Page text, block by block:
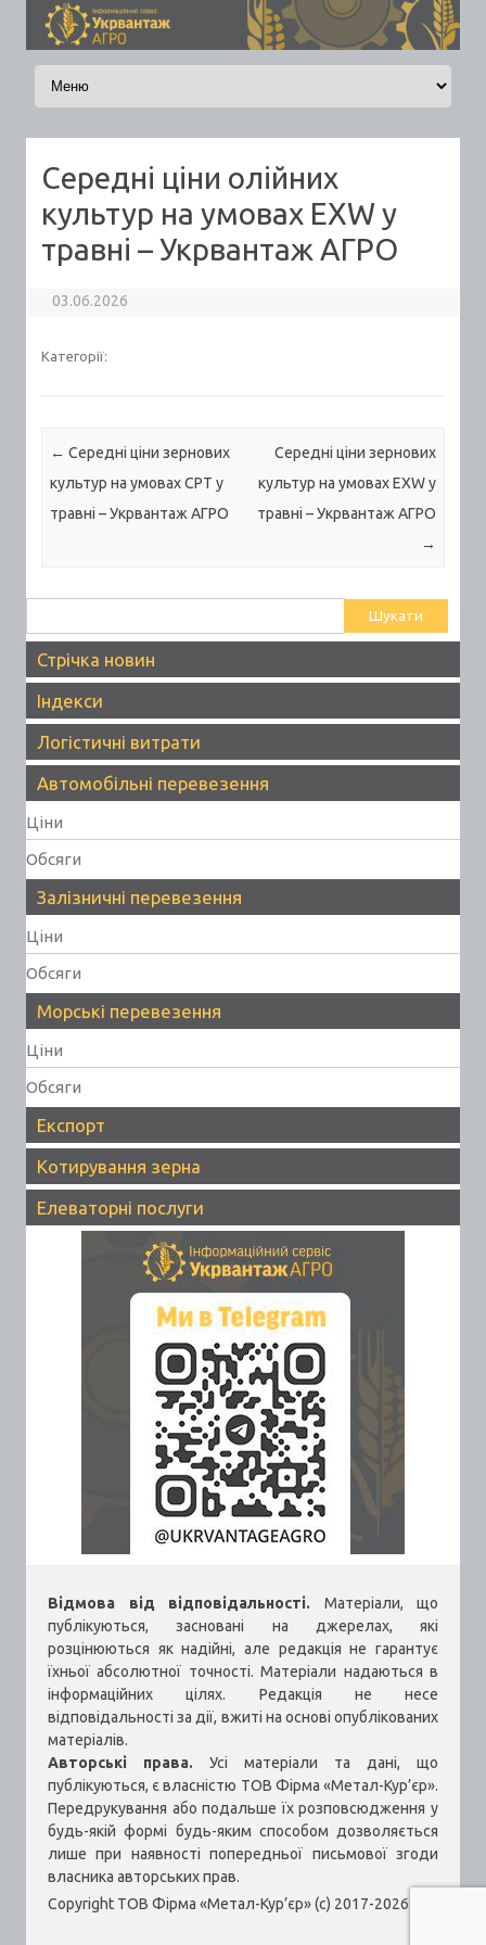
Skip to content
Середні ціни олійних
культур на умовах EXW у
травні – Укрвантаж АГРО
03.06.2026
Категорії:
Post navigation
← Середні ціни зернових
культур на умовах CPT у
травні – Укрвантаж АГРО
Середні ціни зернових
культур на умовах EXW у
травні – Укрвантаж АГРО
→
Стрічка новин
Індекси
Логістичні витрати
Автомобільні перевезення
Ціни
Обсяги
Залізничні перевезення
Ціни
Обсяги
Морські перевезення
Ціни
Обсяги
Експорт
Котирування зерна
Елеваторні послуги
Відмова від відповідальності. Матеріали, що
публікуються, засновані на джерелах, які
розцінюються як надійні, але редакція не гарантує
їхньої абсолютної точності. Матеріали надаються в
інформаційних цілях. Редакція не несе
відповідальності за дії, вжиті на основі опублікованих
матеріалів.
Авторські права. Усі матеріали та дані, що
публікуються, є власністю ТОВ Фірма «Метал-Кур’єр».
Передрукування або подальше їх розповсюдження у
будь-якій формі будь-яким способом дозволяється
лише при наявності попередньої письмової згоди
власника авторських прав.
Copyright ТОВ Фірма «Метал-Кур’єр» (c) 2017-2026